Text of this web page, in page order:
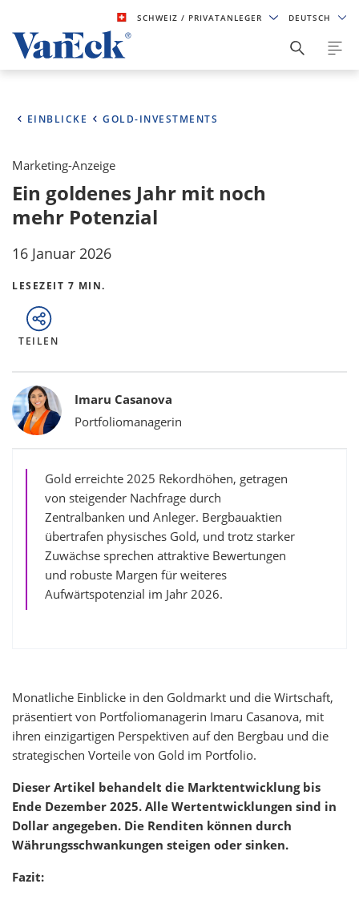
SCHWEIZ/ PRIVATANLEGER DEUTSCH
EINBLICKE GOLD-INVESTMENTS
Marketing-Anzeige
Ein goldenes Jahr mit noch
mehr Potenzial
16 Januar 2026
LESEZEIT 7 MIN.
TEILEN
Bylines
Imaru Casanova
Portfoliomanagerin
Gold erreichte 2025 Rekordhöhen, getragen
von steigender Nachfrage durch
Zentralbanken und Anleger. Bergbauaktien
übertrafen physisches Gold, und trotz starker
Zuwächse sprechen attraktive Bewertungen
und robuste Margen für weiteres
Aufwärtspotenzial im Jahr 2026.
Monatliche Einblicke in den Goldmarkt und die Wirtschaft,
präsentiert von Portfoliomanagerin Imaru Casanova, mit
ihren einzigartigen Perspektiven auf den Bergbau und die
strategischen Vorteile von Gold im Portfolio.
Dieser Artikel behandelt die Marktentwicklung bis
Ende Dezember 2025. Alle Wertentwicklungen sind in
Dollar angegeben. Die Renditen können durch
Währungsschwankungen steigen oder sinken.
Fazit: